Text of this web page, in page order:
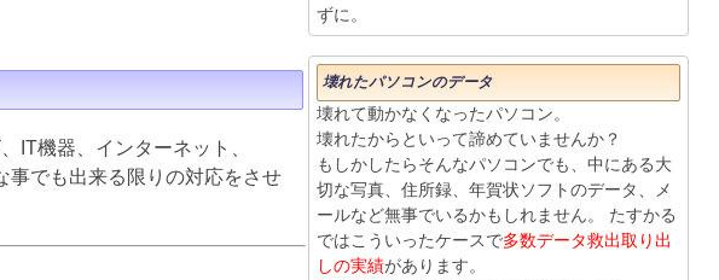
IT機器、インターネット、
事でも出来る限りの対応をさせ
ずに。
壊れたパソコンのデータ
壊れて動かなくなったパソコン。
壊れたからといって諦めていませんか？
もしかしたらそんなパソコンでも、中にある大
切な写真、住所録、年賀状ソフトのデータ、メ
ールなど無事でいるかもしれません。 たすかる
ではこういったケースで多数データ救出取り出
しの実績があります。